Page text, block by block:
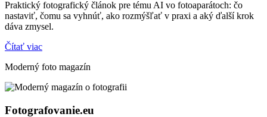
Praktický fotografický článok pre tému AI vo fotoaparátoch: čo
nastaviť, čomu sa vyhnúť, ako rozmýšľať v praxi a aký ďalší krok
dáva zmysel.
Čítať viac
Moderný foto magazín
Fotografovanie.eu